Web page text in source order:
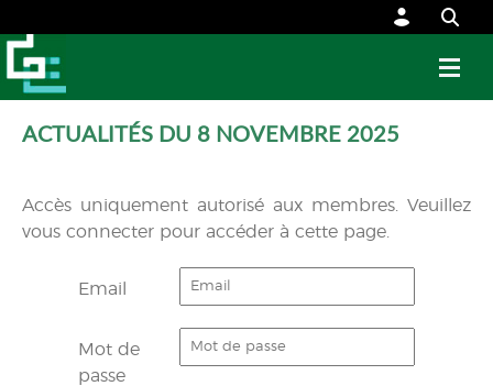
ACTUALITÉS DU 8 NOVEMBRE 2025
Accès uniquement autorisé aux membres. Veuillez
vous connecter pour accéder à cette page.
Email
Mot de
passe